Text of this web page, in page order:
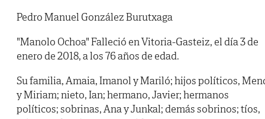
Pedro Manuel González Burutxaga
"Manolo Ochoa" Falleció en Vitoria-Gasteiz, el día 3 de
enero de 2018, a los 76 años de edad.
Su familia, Amaia, Imanol y Mariló; hijos políticos,
y Miriam; nieto, Ian; hermano, Javier; hermanos
políticos; sobrinas, Ana y Junkal; demás sobrinos; tíos,